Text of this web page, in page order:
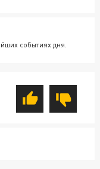
событиях дня.